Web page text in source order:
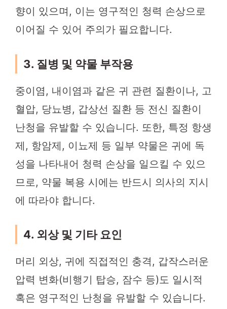
향이 있으며, 이는 영구적인 청력 손상으로
이어질 수 있어 주의가 필요합니다.
3. 질병 및 약물 부작용
중이염, 내이염과 같은 귀 관련 질환이나, 고
혈압, 당뇨병, 갑상선 질환 등 전신 질환이
난청을 유발할 수 있습니다. 또한, 특정 항생
제, 항암제, 이뇨제 등 일부 약물은 귀에 독
성을 나타내어 청력 손상을 일으킬 수 있으
므로, 약물 복용 시에는 반드시 의사의 지시
에 따라야 합니다.
4. 외상 및 기타 요인
머리 외상, 귀에 직접적인 충격, 갑작스러운
압력 변화(비행기 탑승, 잠수 등)도 일시적
혹은 영구적인 난청을 유발할 수 있습니다.